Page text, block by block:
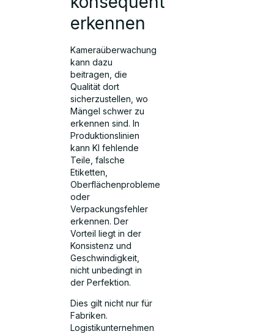
erkennen
Kameraüberwachung
kann dazu
beitragen, die
Qualität dort
sicherzustellen, wo
Mängel schwer zu
erkennen sind. In
Produktionslinien
kann KI fehlende
Teile, falsche
Etiketten,
Oberflächenprobleme
oder
Verpackungsfehler
erkennen. Der
Vorteil liegt in der
Konsistenz und
Geschwindigkeit,
nicht unbedingt in
der Perfektion.
Dies gilt nicht nur für
Fabriken.
Logistikunternehmen